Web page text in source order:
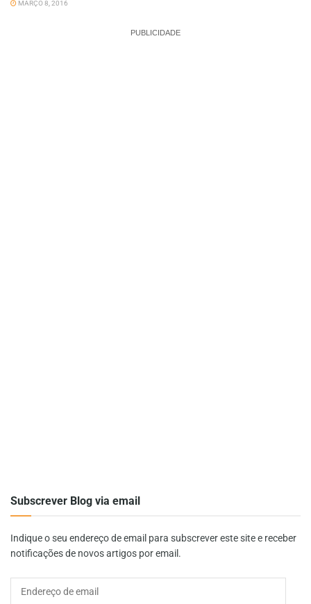
MARÇO 8, 2016
PUBLICIDADE
Subscrever Blog via email
Indique o seu endereço de email para subscrever este site e receber
notificações de novos artigos por email.